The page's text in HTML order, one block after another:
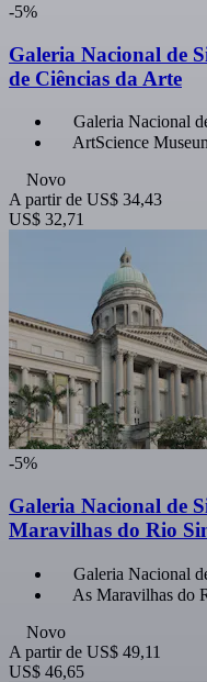
-5%
Galeria Nacional de
de Ciências da Arte
Galeria Nacional
ArtScience
Novo
A partir de US$ 34,43
US$ 32,71
-5%
Galeria Nacional de
Maravilhas do Rio
Galeria Nacional
As Maravilhas do
Novo
A partir de US$ 49,11
US$ 46,65